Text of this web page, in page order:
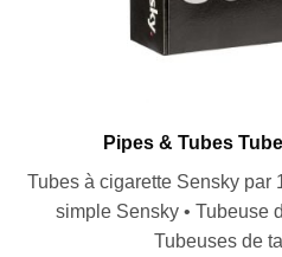
Pipes & Tubes
Tubes à cigarette Sensky par
simple Sensky • Tubeuse
Tubeuses de